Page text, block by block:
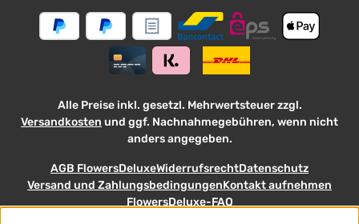
Alle Preise inkl. gesetzl. Mehrwertsteuer zzgl.
Versandkosten und ggf. Nachnahmegebühren, wenn nicht
anders angegeben.
AGB FlowersDeluxeWiderrufsrechtDatenschutz
Versand und ZahlungsbedingungenKontakt aufnehmen
FlowersDeluxe-FAQ